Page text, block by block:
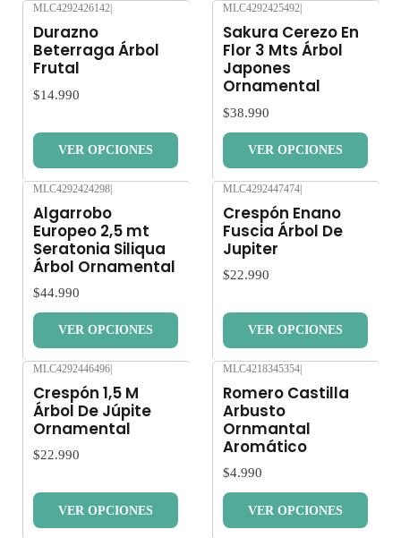
MLC4292426142
Durazno
Beterraga Árbol
Frutal
$14.990
VER OPCIONES
MLC4292425492
Sakura Cerezo En
Flor 3 Mts Árbol
Japones
Ornamental
$38.990
VER OPCIONES
MLC4292424298|
Algarrobo
Europeo 2,5 mt
Seratonia Siliqua
Árbol Ornamental
$44.990
VER OPCIONES
MLC4292447474|
Crespón Enano
Fuscia Árbol De
Jupiter
$22.990
VER OPCIONES
MLC4292446496|
Crespón 1,5 M
Árbol De Júpite
Ornamental
$22.990
VER OPCIONES
MLC4218345354|
Romero Castilla
Arbusto
Ornmantal
Aromático
$4.990
VER OPCIONES